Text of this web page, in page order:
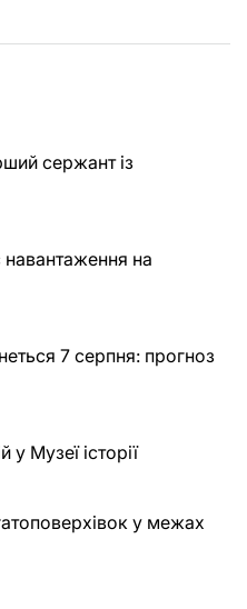
сержант із
на
7 серпня: прогноз
у Музеї історії
у межах